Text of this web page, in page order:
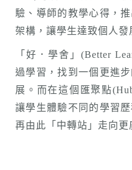
驗、導師的教學心得，
架構，讓學生達致個人發
「好．學舍」(Better
過學習，找到一個更進
展。而在這個匯聚點
讓學生體驗不同的學習
再由此「中轉站」走向更